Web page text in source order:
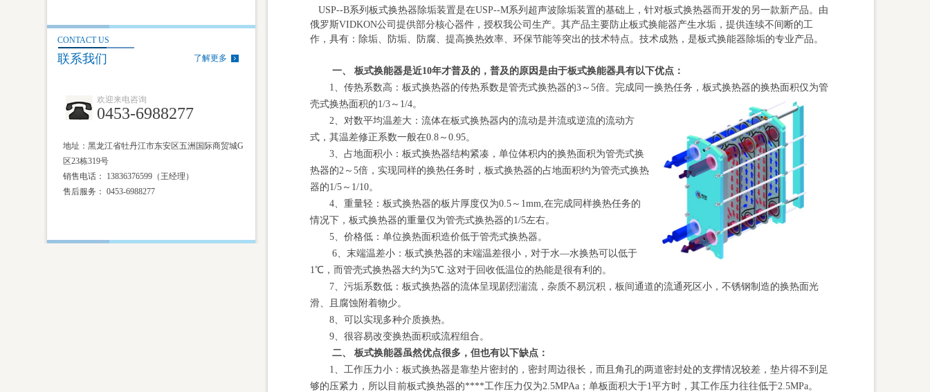
CONTACT US
联系我们 了解更多
欢迎来电咨询
0453-6988277
地址：黑龙江省牡丹江市东安区五洲国际商贸城G
区23栋319号
销售电话： 13836376599（王经理）
售后服务： 0453-6988277
USP--B系列板式换热器除垢装置是在USP--M系列超声波除垢装置的基础上，针对板式换热器而开发的另一款新产品。由
俄罗斯VIDKON公司提供部分核心器件，授权我公司生产。其产品主要防止板式换能器产生水垢，提供连续不间断的工
作，具有：除垢、防垢、防腐、提高换热效率、环保节能等突出的技术特点。技术成熟，是板式换能器除垢的专业产品。
一、 板式换能器是近10年才普及的，普及的原因是由于板式换能器具有以下优点：
1、传热系数高：板式换热器的传热系数是管壳式换热器的3～ 5倍。完成同一换热任务，板式换热器的换热面积仅为管
壳式换热面积的1/3～ 1/4。
2、对数平均温差大：流体在板式换热器内的流动是并流或逆流的流动方
式，其温差修正系数一般在0.8～ 0.95。
3、占地面积小：板式换热器结构紧凑，单位体积内的换热面积为管壳式换
热器的2～ 5倍，实现同样的换热任务时，板式换热器的占地面积约为管壳式换热
器的1/5～ 1/10。
4、重量轻：板式换热器的板片厚度仅为0.5～ 1mm,在完成同样换热任务的
情况下，板式换热器的重量仅为管壳式换热器的1/5左右。
5、价格低：单位换热面积造价低于管壳式换热器。
6、末端温差小：板式换热器的末端温差很小，对于水—水换热可以低于
1℃，而管壳式换热器大约为5℃.这对于回收低温位的热能是很有利的。
7、污垢系数低：板式换热器的流体呈现剧烈湍流，杂质不易沉积，板间通道的流通死区小，不锈钢制造的换热面光
滑、且腐蚀附着物少。
8、可以实现多种介质换热。
9、很容易改变换热面积或流程组合。
二、 板式换能器虽然优点很多，但也有以下缺点：
1、工作压力小：板式换热器是靠垫片密封的，密封周边很长，而且角孔的两道密封处的支撑情况较差，垫片得不到足
够的压紧力，所以目前板式换热器的****工作压力仅为2.5MPAa；单板面积大于1平方时，其工作压力往往低于2.5MPa。